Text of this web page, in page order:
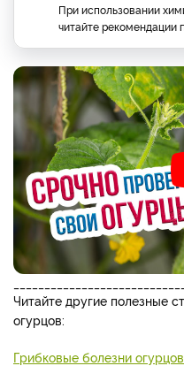
​При использовании
читайте рекомендации
Читайте другие полезные
огурцов:
Грибковые болезни